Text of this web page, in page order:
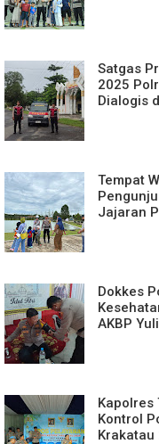
Satgas
2025
Dialogis
Tempat
Jajaran
Dokkes
AKBP
Kapolres
Kontrol
Krakatau